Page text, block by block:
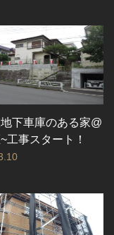
下車庫のある家@
工事スタート！